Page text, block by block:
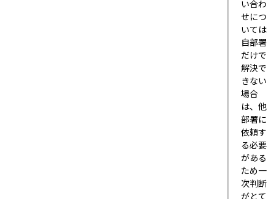
い合わ
せにつ
いては
自部署
だけで
解決で
きない
場合
は、他
部署に
依頼す
る必要
がある
ため一
次判断
がとて